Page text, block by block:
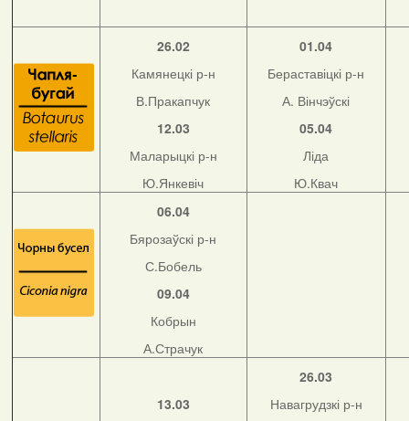
26.02
Камянецкі р-н
В.Пракапчук
12.03
Маларыцкі р-н
Ю.Янкевіч
01.04
Бераставіцкі р-н
А. Вінчэўскі
05.04
Ліда
Ю.Квач
06.04
Бярозаўскі р-н
С.Бобель
09.04
Кобрын
А.Страчук
13.03
26.03
Навагрудзкі р-н